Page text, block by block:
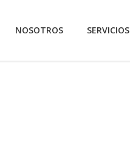
NOSOTROS SERVICIOS